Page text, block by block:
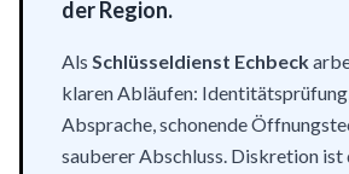
der Region.
Als Schlüsseldienst Echbeck
klaren Abläufen:
Absprache, schonende
sauberer Abschluss. Diskretion ist